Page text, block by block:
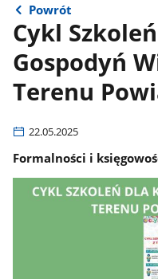
Powrót
Cykl
Gospodyń
Terenu
22.05.2025
Formalności i